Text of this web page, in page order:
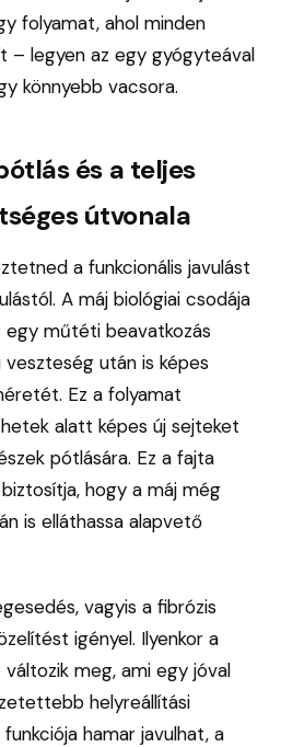
folyamat, ahol minden
– legyen az egy gyógyteával
könnyebb vacsora.
és a teljes
útvonala
a funkcionális javulást
A máj biológiai csodája
egy műtéti beavatkozás
után is képes
Ez a folyamat
alatt képes új sejteket
pótlására. Ez a fajta
hogy a máj még
is elláthassa alapvető
vagyis a fibrózis
igényel. Ilyenkor a
meg, ami egy jóval
helyreállítási
hamar javulhat, a